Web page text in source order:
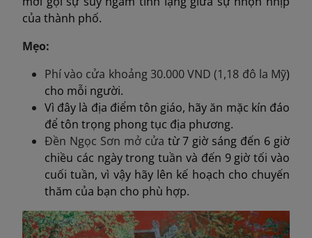
của thành phố.
Mẹo:
Phí vào cửa khoảng 30.000 VND (1,18 đô la Mỹ)
cho mỗi người.
Vì đây là địa điểm tôn giáo, hãy ăn mặc kín đáo
để tôn trọng phong tục địa phương.
Đền Ngọc Sơn mở cửa từ 7 giờ sáng đến 6 giờ
chiều các ngày trong tuần và đến 9 giờ tối vào
cuối tuần, vì vậy hãy lên kế hoạch cho chuyến
thăm của bạn cho phù hợp.